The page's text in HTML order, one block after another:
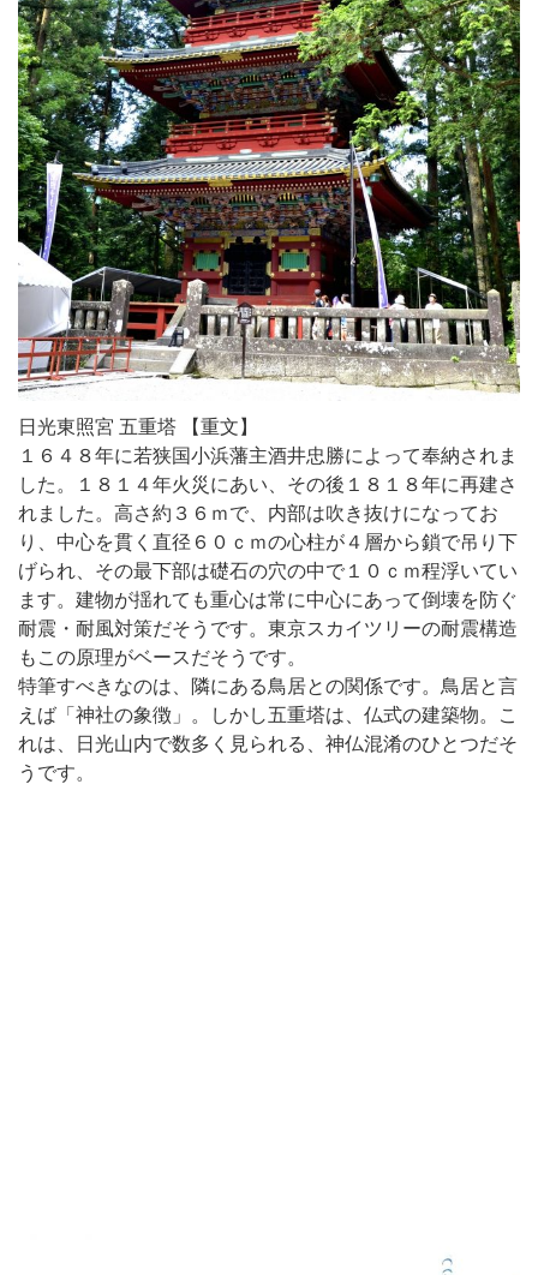
日光東照宮 五重塔 【重文】
１６４８年に若狭国小浜藩主酒井忠勝によって奉納されま
した。１８１４年火災にあい、その後１８１８年に再建さ
れました。高さ約３６ｍで、内部は吹き抜けになってお
り、中心を貫く直径６０ｃｍの心柱が４層から鎖で吊り下
げられ、その最下部は礎石の穴の中で１０ｃｍ程浮いてい
ます。建物が揺れても重心は常に中心にあって倒壊を防ぐ
耐震・耐風対策だそうです。東京スカイツリーの耐震構造
もこの原理がベースだそうです。
特筆すべきなのは、隣にある鳥居との関係です。鳥居と言
えば「神社の象徴」。しかし五重塔は、仏式の建築物。こ
れは、日光山内で数多く見られる、神仏混淆のひとつだそ
うです。